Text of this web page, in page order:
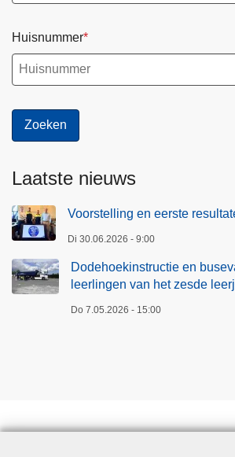
Huisnummer
Laatste nieuws
Voorstelling en eerste
Di 30.06.2026 - 9:00
Dodehoekinstructie en
leerlingen van het zesde
Do 7.05.2026 - 15:00